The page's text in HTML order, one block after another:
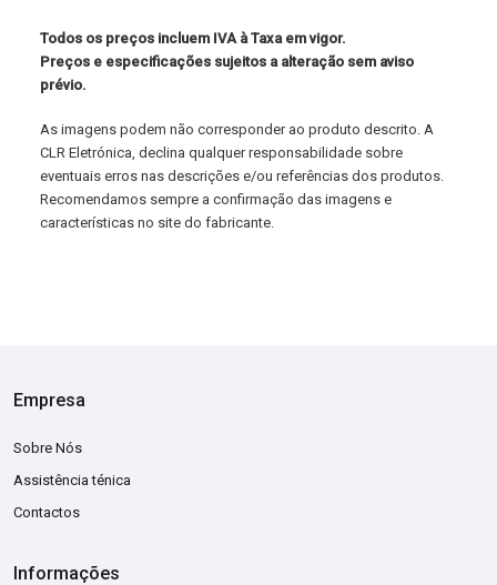
Todos os preços incluem IVA à Taxa em vigor.
Preços e especificações sujeitos a alteração sem aviso
prévio.
As imagens podem não corresponder ao produto descrito. A
CLR Eletrónica, declina qualquer responsabilidade sobre
eventuais erros nas descrições e/ou referências dos produtos.
Recomendamos sempre a confirmação das imagens e
características no site do fabricante.
Empresa
Sobre Nós
Assistência ténica
Contactos
Informações